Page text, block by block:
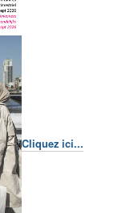
Cliquez ici...